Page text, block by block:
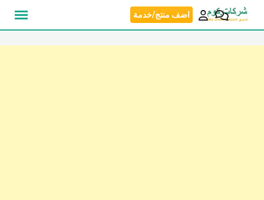
انتقل
اضف منتج/خدمة